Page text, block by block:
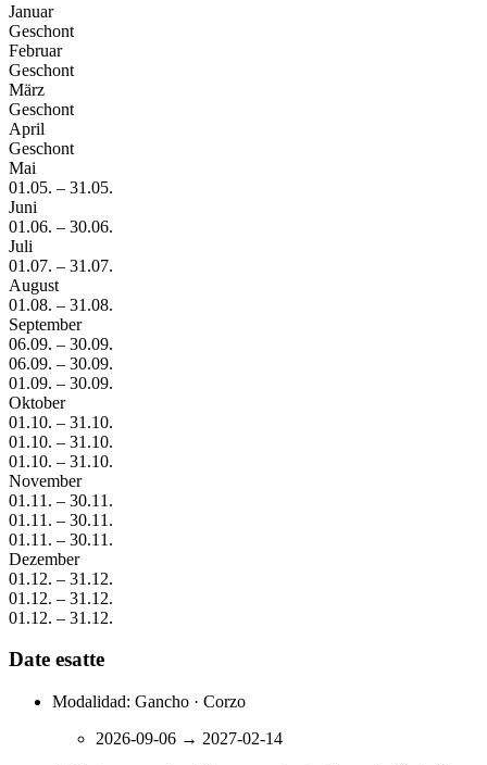
Januar
Geschont
Februar
Geschont
März
Geschont
April
Geschont
Mai
01.05. – 31.05.
Juni
01.06. – 30.06.
Juli
01.07. – 31.07.
August
01.08. – 31.08.
September
06.09. – 30.09.
06.09. – 30.09.
01.09. – 30.09.
Oktober
01.10. – 31.10.
01.10. – 31.10.
01.10. – 31.10.
November
01.11. – 30.11.
01.11. – 30.11.
01.11. – 30.11.
Dezember
01.12. – 31.12.
01.12. – 31.12.
01.12. – 31.12.
Date esatte
Modalidad: Gancho · Corzo
2026-09-06 → 2027-02-14